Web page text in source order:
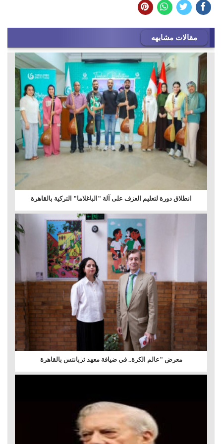
مقالات مشابهه
انطلاق دورة لتعليم العزف على آلة "الباغلاما" التركية بالقاهرة
معرض "عالم الكرة.. في ضيافة معهد ثربانتس بالقاهرة